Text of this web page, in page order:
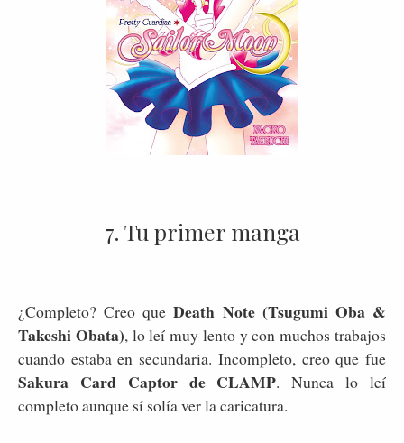
7. Tu primer manga
¿Completo? Creo queDeath Note (Tsugumi Oba &
Takeshi Obata), lo leí muy lento y con muchos trabajos
cuando estaba en secundaria. Incompleto, creo que fue
Sakura Card Captor de CLAMP. Nunca lo leí
completo aunque sí solía ver la caricatura.